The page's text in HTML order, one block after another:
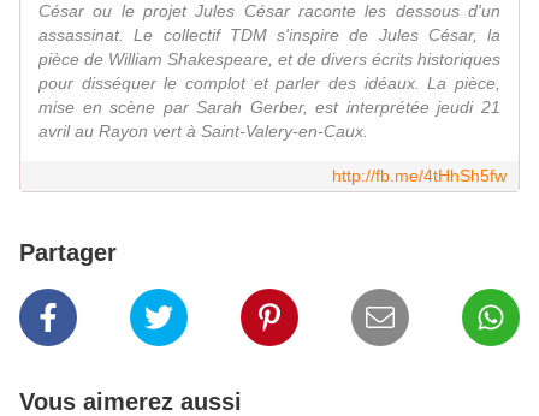
César ou le projet Jules César raconte les dessous d'un
assassinat. Le collectif TDM s'inspire de Jules César, la
pièce de William Shakespeare, et de divers écrits historiques
pour disséquer le complot et parler des idéaux. La pièce,
mise en scène par Sarah Gerber, est interprétée jeudi 21
avril au Rayon vert à Saint-Valery-en-Caux.
http://fb.me/4tHhSh5fw
Partager
Vous aimerez aussi